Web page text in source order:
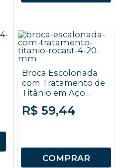
Broca Escolonada
com Tratamento de
Titânio em Aço
Rápido - 4 a 20mm -
Rocast
R$ 59,44
COMPRAR